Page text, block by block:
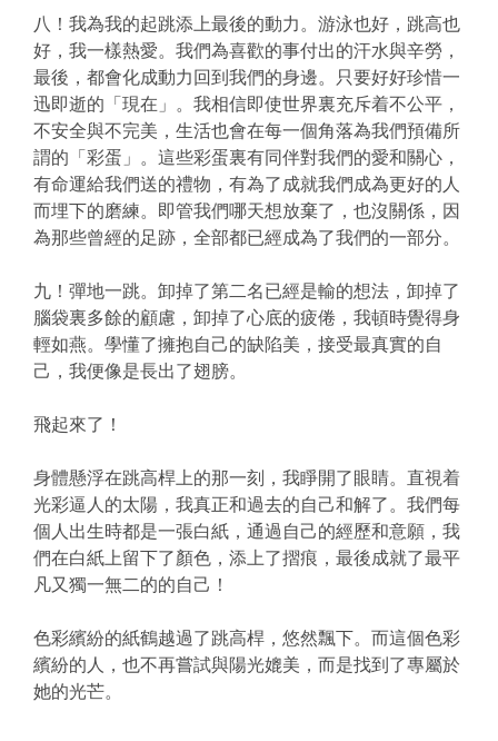
八！我為我的起跳添上最後的動力。游泳也好，跳高也
好，我一樣熱愛。我們為喜歡的事付出的汗水與辛勞，
最後，都會化成動力回到我們的身邊。只要好好珍惜一
迅即逝的「現在」。我相信即使世界裏充斥着不公平，
不安全與不完美，生活也會在每一個角落為我們預備所
謂的「彩蛋」。這些彩蛋裏有同伴對我們的愛和關心，
有命運給我們送的禮物，有為了成就我們成為更好的人
而埋下的磨練。即管我們哪天想放棄了，也沒關係，因
為那些曾經的足跡，全部都已經成為了我們的一部分。
九！彈地一跳。卸掉了第二名已經是輸的想法，卸掉了
腦袋裏多餘的顧慮，卸掉了心底的疲倦，我頓時覺得身
輕如燕。學懂了擁抱自己的缺陷美，接受最真實的自
己，我便像是長出了翅膀。
飛起來了！
身體懸浮在跳高桿上的那一刻，我睜開了眼睛。直視着
光彩逼人的太陽，我真正和過去的自己和解了。我們每
個人出生時都是一張白紙，通過自己的經歷和意願，我
們在白紙上留下了顏色，添上了摺痕，最後成就了最平
凡又獨一無二的的自己！
色彩繽紛的紙鶴越過了跳高桿，悠然飄下。而這個色彩
繽紛的人，也不再嘗試與陽光媲美，而是找到了專屬於
她的光芒。